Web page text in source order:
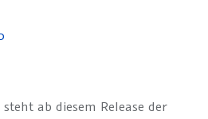
steht ab diesem Release der